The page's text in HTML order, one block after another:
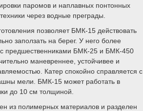
паромов и наплавных понтонных
через водные преграды.
позволяет БМК-15 действовать
заползать на берег. У него более
предшественниками БМК-25 и БМК-450
маневреннее, устойчивее и
Катер спокойно справляется с
мели. БМК-15 может работать в
до 10 см толщиной.
из полимерных материалов и разделен